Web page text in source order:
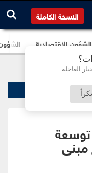
العاجلة
النسخة الكاملة
الشؤون الإقتصادية
توسعة